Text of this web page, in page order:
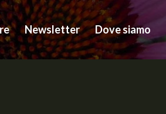
Newsletter Dove siamo